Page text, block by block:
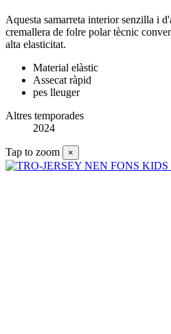
Aquesta samarreta interior senzilla i
cremallera de folre polar tècnic
alta elasticitat.
Material elàstic
Assecat ràpid
pes lleuger
Altres temporades
2024
Tap to zoom ×